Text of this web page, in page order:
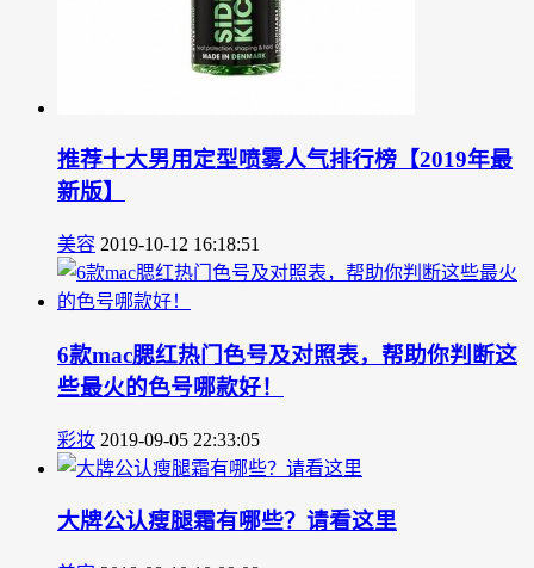
推荐十大男用定型喷雾人气排行榜【2019年最
新版】
美容 2019-10-12 16:18:51
6款mac腮红热门色号及对照表，帮助你判断这
些最火的色号哪款好！
彩妆 2019-09-05 22:33:05
大牌公认瘦腿霜有哪些？请看这里